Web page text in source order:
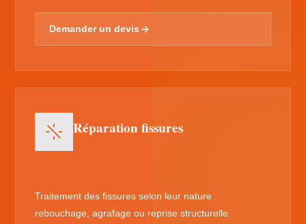
Demander un devis
Réparation fissures
Traitement des fissures selon leur nature :
rebouchage, agrafage ou reprise structurelle.